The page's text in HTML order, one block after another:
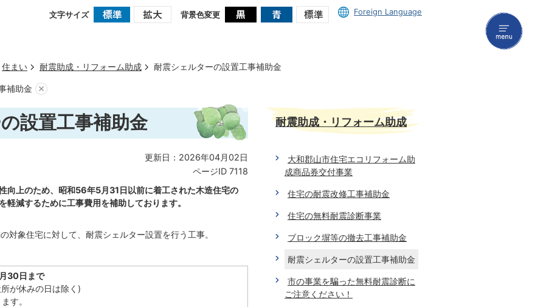
文字サイズ 背景色変更 Foreign Language
住まい 耐震助成・リフォーム助成 耐震シェルターの設置工事補助金
補助金
設置工事補助金
更新日：2026年04月02日
ページID 7118
向上のため、昭和56年5月31日以前に着工された木造住宅の
減するために工事費用を補助しております。
対象住宅に対して、耐震シェルター設置を行う工事。
30日まで
が休みの日は除く)
す。
耐震助成・リフォーム助成
大和郡山市住宅エコリフォーム助
成商品券交付事業
住宅の耐震改修工事補助金
住宅の無料耐震診断事業
ブロック塀等の撤去工事補助金
耐震シェルターの設置工事補助金
市の事業を騙った無料耐震診断に
ご注意ください！